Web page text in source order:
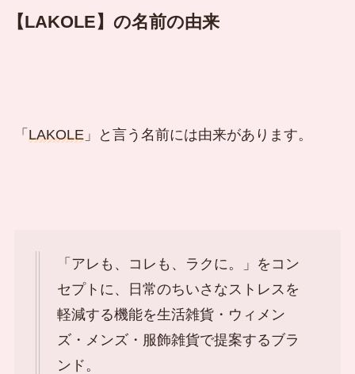
【LAKOLE】の名前の由来
「 LAKOLE」と言う名前には由来があります。
「アレも、コレも、ラクに。」をコン
セプトに、日常のちいさなストレスを
軽減する機能を生活雑貨・ウィメン
ズ・メンズ・服飾雑貨で提案するブラ
ンド。